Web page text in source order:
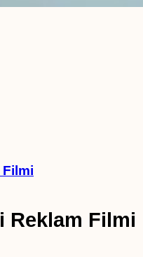
Filmi
Reklam Filmi